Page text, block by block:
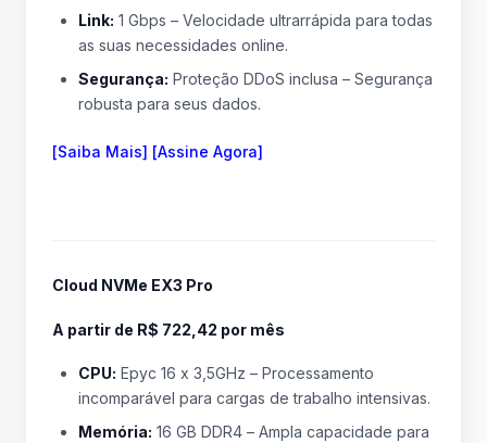
Link: 1 Gbps – Velocidade ultrarrápida para todas
as suas necessidades online.
Segurança: Proteção DDoS inclusa – Segurança
robusta para seus dados.
[Saiba Mais] [Assine Agora]
Cloud NVMe EX3 Pro
A partir de R$ 722,42 por mês
CPU: Epyc 16 x 3,5GHz – Processamento
incomparável para cargas de trabalho intensivas.
Memória: 16 GB DDR4 – Ampla capacidade para